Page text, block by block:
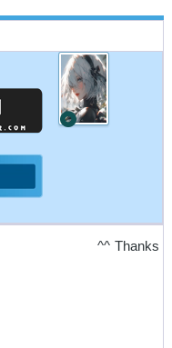
Thanks ^^